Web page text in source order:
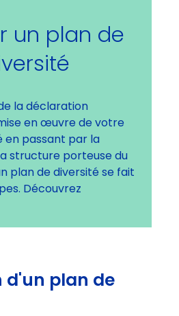
un plan de
la déclaration
en œuvre de votre
en passant par la
structure porteuse du
plan de diversité se fait
Découvrez
d'un plan de